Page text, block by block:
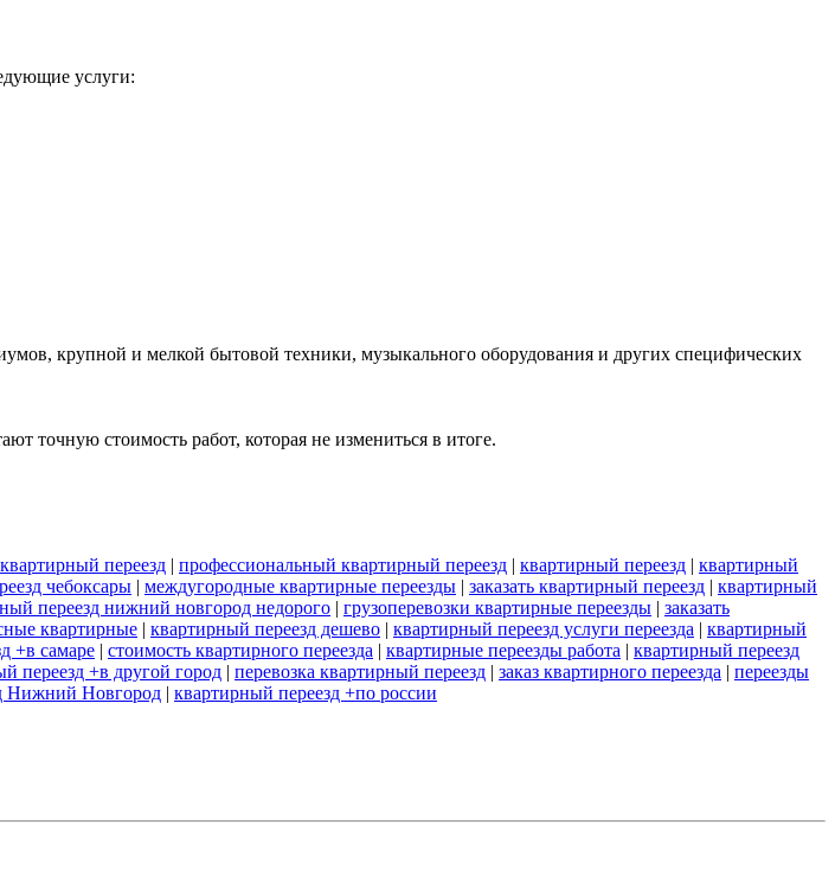
услуги:
крупной и мелкой бытовой техники, музыкального оборудования и других специфических
точную стоимость работ, которая не измениться в итоге.
переезд | профессиональный квартирный переезд | квартирный переезд | квартирный
чебоксары | междугородные квартирные переезды | заказать квартирный переезд | квартирный
переезд нижний новгород недорого | грузоперевозки квартирные переезды | заказать
квартирные | квартирный переезд дешево | квартирный переезд услуги переезда | квартирный
+в самаре | стоимость квартирного переезда | квартирные переезды работа | квартирный переезд
переезд +в другой город | перевозка квартирный переезд | заказ квартирного переезда | переезды
Нижний Новгород | квартирный переезд +по россии